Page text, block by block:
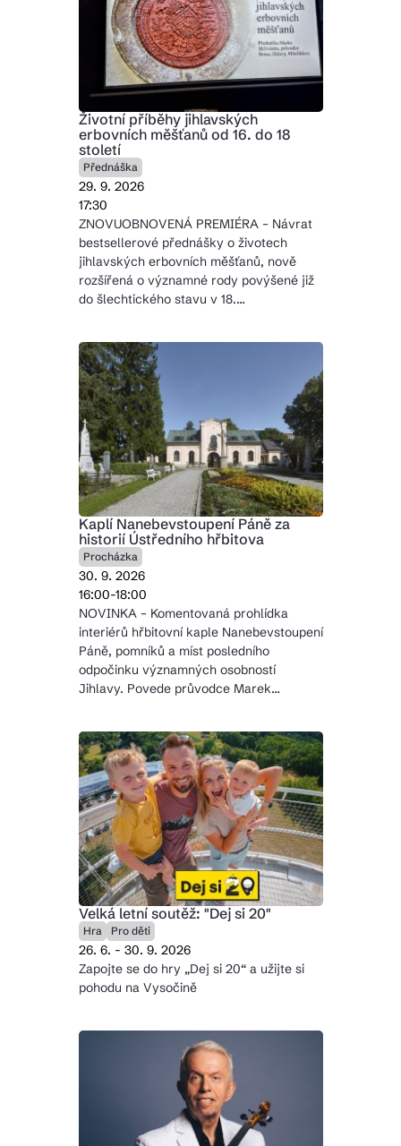
Životní příběhy jihlavských
erbovních měšťanů od 16. do 18
století
Přednáška
29. 9. 2026
17:30
ZNOVUOBNOVENÁ PREMIÉRA – Návrat
bestsellerové přednášky o životech
jihlavských erbovních měšťanů, nově
rozšířená o významné rody povýšené již
do šlechtického stavu v 18.…
Kaplí Nanebevstoupení Páně za
historií Ústředního hřbitova
Procházka
30. 9. 2026
16:00-18:00
NOVINKA – Komentovaná prohlídka
interiérů hřbitovní kaple Nanebevstoupení
Páně, pomníků a míst posledního
odpočinku významných osobností
Jihlavy. Povede průvodce Marek…
Velká letní soutěž: "Dej si 20"
Hra Pro děti
26. 6. - 30. 9. 2026
Zapojte se do hry „Dej si 20“ a užijte si
pohodu na Vysočině